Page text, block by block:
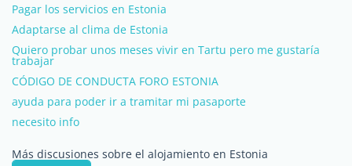
Pagar los servicios en Estonia
Adaptarse al clima de Estonia
Quiero probar unos meses vivir en Tartu pero me gustaría
trabajar
CÓDIGO DE CONDUCTA FORO ESTONIA
ayuda para poder ir a tramitar mi pasaporte
necesito info
Más discusiones sobre el alojamiento en Estonia